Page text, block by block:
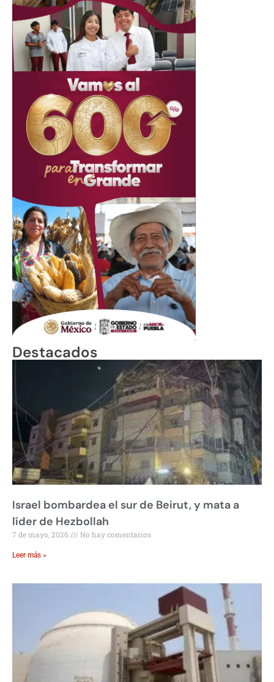
Destacados
Israel bombardea el sur de Beirut, y mata a
líder de Hezbollah
7 de mayo, 2026 No hay comentarios
Leer más »